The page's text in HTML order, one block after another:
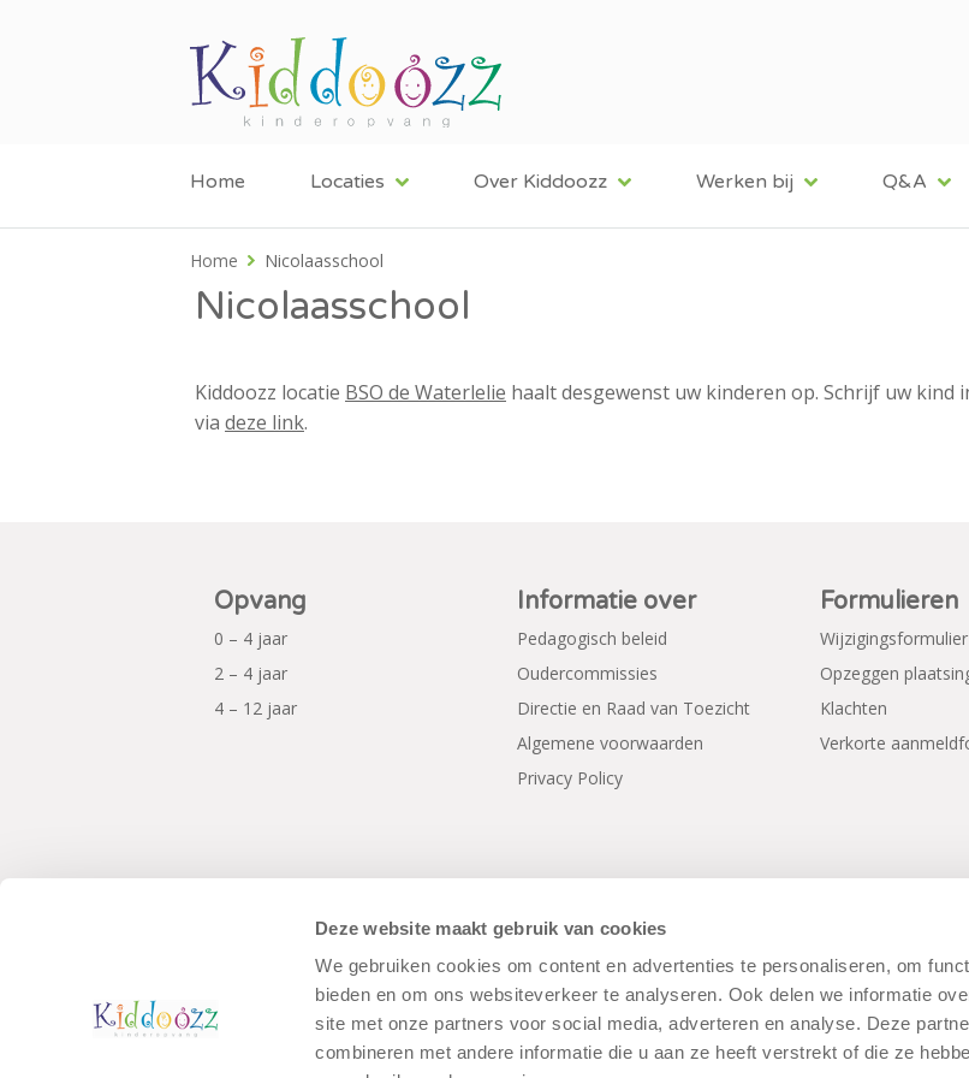
Deze website maakt gebruik van cookies
We gebruiken cookies om content en advertenties te personaliseren, om
bieden en om ons websiteverkeer te analyseren. Ook delen we informatie
site met onze partners voor social media, adverteren en analyse. Deze
combineren met andere informatie die u aan ze heeft verstrekt of die ze
Home Locaties Over Kiddoozz Werken bij Q&A
Home Nicolaasschool
Nicolaasschool
Kiddoozz locatie BSO de Waterlelie haalt desgewenst uw kinderen op. Schrijf uw kind
via deze link.
Opvang
0 – 4 jaar
2 – 4 jaar
4 – 12 jaar
Informatie over
Pedagogisch beleid
Oudercommissies
Directie en Raad van Toezicht
Algemene voorwaarden
Privacy Policy
Formulieren
Wijzigingsformulier
Opzeggen
Klachten
Verkorte
© Copyright - Kiddoozz Algemene Voorwaarden |Disclaimer|Cookiebeleid